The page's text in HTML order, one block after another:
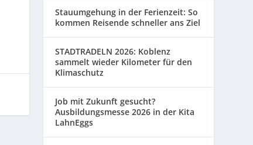
Stauumgehung in der Ferienzeit: So
kommen Reisende schneller ans Ziel
STADTRADELN 2026: Koblenz
sammelt wieder Kilometer für den
Klimaschutz
Job mit Zukunft gesucht?
Ausbildungsmesse 2026 in der Kita
LahnEggs